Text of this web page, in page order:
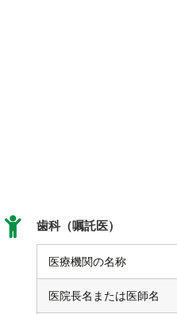
歯科（嘱託医）
医療機関の名称
医院長名または医師名